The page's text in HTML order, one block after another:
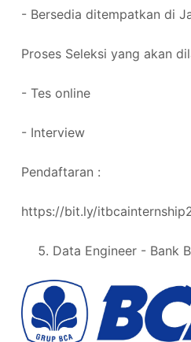
- Bersedia ditempatkan di
Proses Seleksi yang akan
- Tes online
- Interview
Pendaftaran :
https://bit.ly/
Data Engineer - Bank